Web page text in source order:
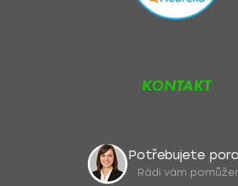
KONTAKT
Potřebujete
Rádi vám